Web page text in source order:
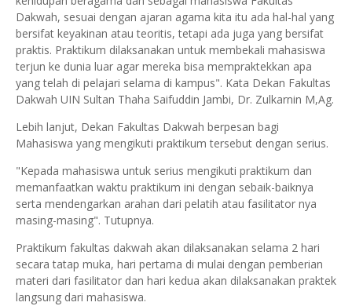
Dakwah, sesuai dengan ajaran agama kita itu ada hal-hal yang
bersifat keyakinan atau teoritis, tetapi ada juga yang bersifat
praktis. Praktikum dilaksanakan untuk membekali mahasiswa
terjun ke dunia luar agar mereka bisa mempraktekkan apa
yang telah di pelajari selama di kampus". Kata Dekan Fakultas
Dakwah UIN Sultan Thaha Saifuddin Jambi, Dr. Zulkarnin M,Ag.
Lebih lanjut, Dekan Fakultas Dakwah berpesan bagi
Mahasiswa yang mengikuti praktikum tersebut dengan serius.
"Kepada mahasiswa untuk serius mengikuti praktikum dan
memanfaatkan waktu praktikum ini dengan sebaik-baiknya
serta mendengarkan arahan dari pelatih atau fasilitator nya
masing-masing". Tutupnya.
Praktikum fakultas dakwah akan dilaksanakan selama 2 hari
secara tatap muka, hari pertama di mulai dengan pemberian
materi dari fasilitator dan hari kedua akan dilaksanakan praktek
langsung dari mahasiswa.